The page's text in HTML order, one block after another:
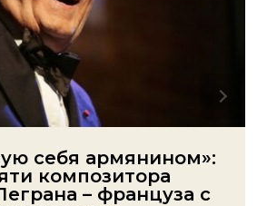
себя армянином»:
композитора
– француза с